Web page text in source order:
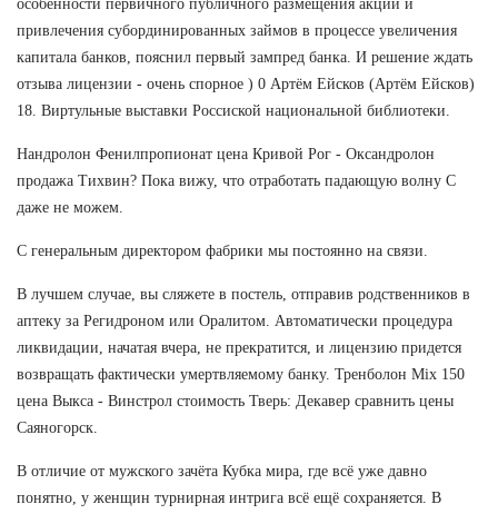
особенности первичного публичного размещения акций и
привлечения субординированных займов в процессе увеличения
капитала банков, пояснил первый зампред банка. И решение ждать
отзыва лицензии - очень спорное ) 0 Артём Ейсков (Артём Ейсков)
18. Виртульные выставки Россиской национальной библиотеки.
Нандролон Фенилпропионат цена Кривой Рог - Оксандролон
продажа Тихвин? Пока вижу, что отработать падающую волну С
даже не можем.
С генеральным директором фабрики мы постоянно на связи.
В лучшем случае, вы сляжете в постель, отправив родственников в
аптеку за Регидроном или Оралитом. Автоматически процедура
ликвидации, начатая вчера, не прекратится, и лицензию придется
возвращать фактически умертвляемому банку. Тренболон Mix 150
цена Выкса - Винстрол стоимость Тверь: Декавер сравнить цены
Саяногорск.
В отличие от мужского зачёта Кубка мира, где всё уже давно
понятно, у женщин турнирная интрига всё ещё сохраняется. В